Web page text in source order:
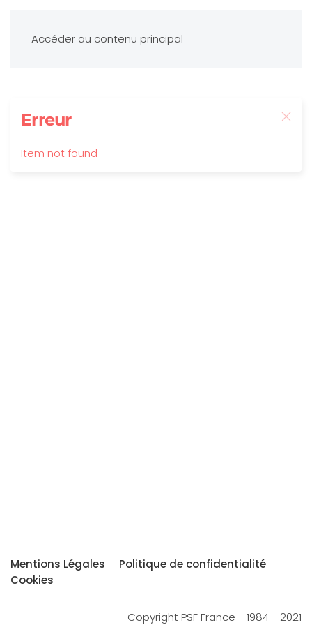
Accéder au contenu principal
Erreur
Item not found
Mentions Légales
Politique de confidentialité
Cookies
Copyright PSF France - 1984 - 2021